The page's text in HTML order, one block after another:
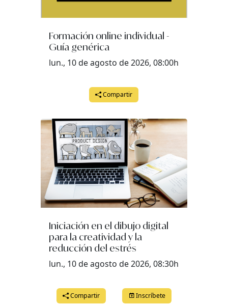
Formación online individual -
Guía genérica
lun., 10 de agosto de 2026, 08:00h
Compartir
Iniciación en el dibujo digital
para la creatividad y la
reducción del estrés
lun., 10 de agosto de 2026, 08:30h
Compartir Inscríbete